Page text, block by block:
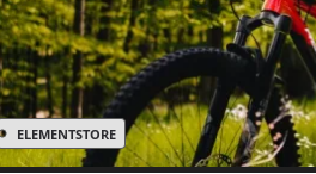
ELEMENTSTORE